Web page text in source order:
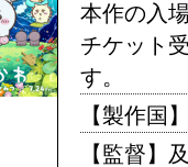
本作の入
チケット
す。
【製作国
【監督】